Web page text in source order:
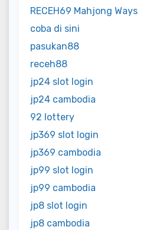
RECEH69 Mahjong Ways
coba di sini
pasukan88
receh88
jp24 slot login
jp24 cambodia
92 lottery
jp369 slot login
jp369 cambodia
jp99 slot login
jp99 cambodia
jp8 slot login
jp8 cambodia